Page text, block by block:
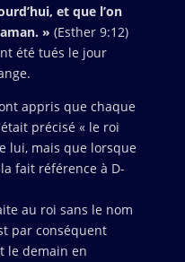
et que l’on
» (Esther 9:12)
été tués le jour
appris que chaque
précisé « le roi
lui, mais que lorsque
fait référence à D-
au roi sans le nom
par conséquent
le demain en